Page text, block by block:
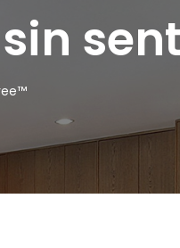
aire